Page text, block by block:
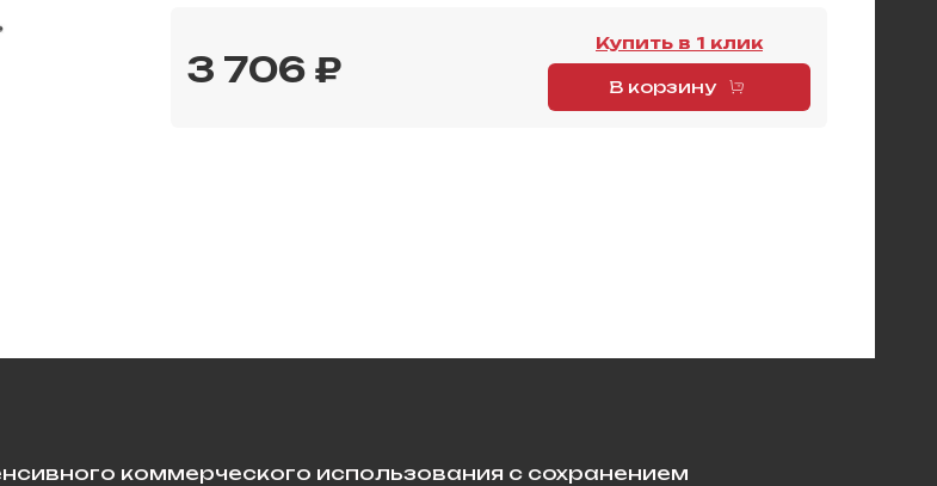
3 706 ₽
Купить в 1 клик
В корзину
коммерческого использования с сохранением